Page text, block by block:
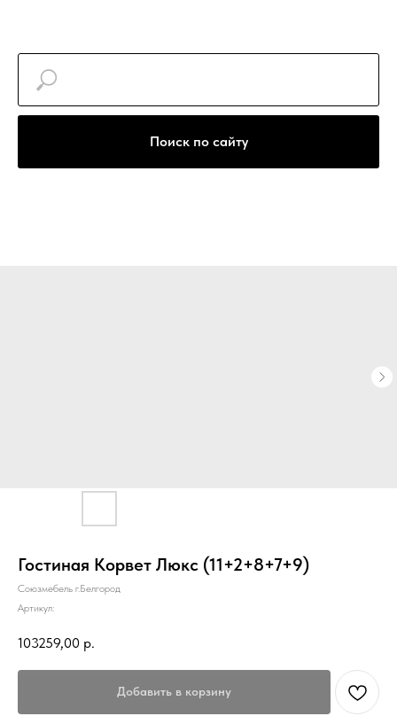
Поиск по сайту
Гостиная Корвет Люкс (11+2+8+7+9)
Союзмебель г.Белгород
Артикул:
103259,00 р.
Добавить в корзину